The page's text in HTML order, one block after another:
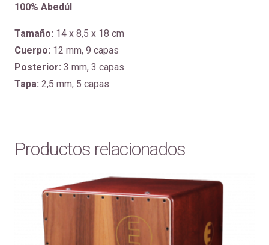
100% Abedúl
Tamaño: 14 x 8,5 x 18 cm
Cuerpo: 12 mm, 9 capas
Posterior: 3 mm, 3 capas
Tapa: 2,5 mm, 5 capas
Productos relacionados